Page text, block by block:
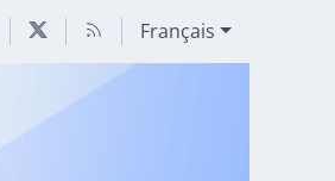
Français